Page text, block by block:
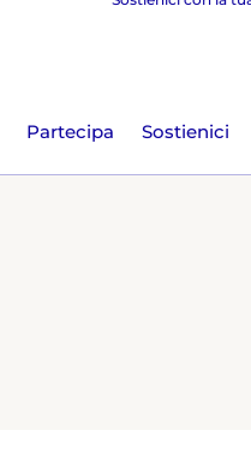
Partecipa Sostienici